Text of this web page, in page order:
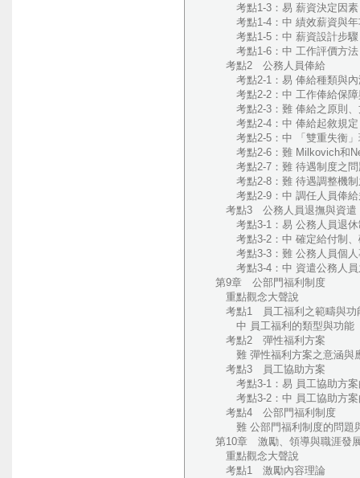
考點1-3：易 薪資決定因素
考點1-4：中 績效薪資與年
考點1-5：中 薪資設計步驟
考點1-6：中 工作評價方法
考點2 公務人員俸給
考點2-1：易 俸給種類與內
考點2-2：中 工作俸給保障與
考點2-3：難 俸給之原則、方
考點2-4：中 俸給起敘規定
考點2-5：中 「雙重失衡」
考點2-6：難 Milkovich和
考點2-7：難 待遇制度之問
考點2-8：難 待遇調整機制
考點2-9：中 調任人員俸給
考點3 公務人員退撫與資遣
考點3-1：易 公務人員退休
考點3-2：中 確定給付制、
考點3-3：難 公務人員個人
考點3-4：中 資遣公務人員
第9章 公部門福利制度
重點觀念大聲說
考點1 員工福利之範疇與功
中 員工福利的類型與功能
考點2 彈性福利方案
難 彈性福利方案之意涵與應
考點3 員工協助方案
考點3-1：易 員工協助方案的
考點3-2：中 員工協助方案的
考點4 公部門福利制度
難 公部門福利制度的問題與
第10章 激勵、領導與職涯發
重點觀念大聲說
考點1 激勵內容理論